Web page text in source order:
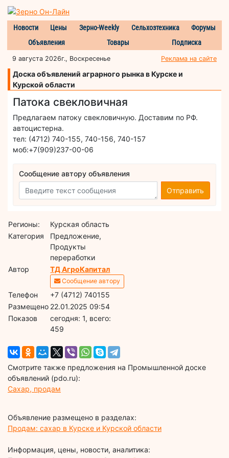
Новости Цены Зерно-Weekly Сельхозтехника
Форумы
Объявления
Товары Подписка
9 августа 2026г., Воскресенье Реклама на сайте
Доска объявлений аграрного рынка в Курске и
Курской области
Патока свекловичная
Предлагаем патоку свекловичную. Доставим по РФ.
автоцистерна.
тел: (4712) 740-155, 740-156, 740-157
моб:+7(909)237-00-06
Сообщение автору объявления
Отправить
Регионы:
Курская область
Категория
Предложение,
Продукты
переработки
Автор
ТД АгроКапитал
Сообщение автору
Телефон
+7 (4712) 740155
Размещено 22.01.2025 09:54
Показов
cегодня: 1, всего:
459
Смотрите также предложения на Промышленной доске
объявлений (pdo.ru):
Сахар, продам
Объявление размещено в разделах:
Продам: сахар в Курске и Курской области
Информация, цены, новости, аналитика: